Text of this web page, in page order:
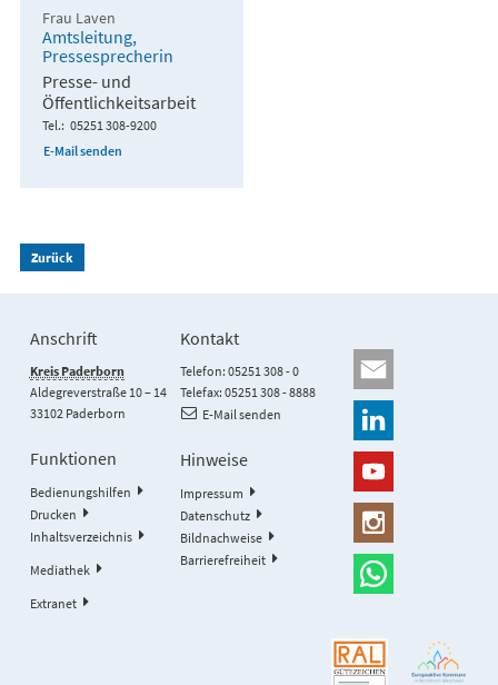
Frau Laven
Amtsleitung,
Pressesprecherin
Presse- und
Öffentlichkeitsarbeit
Tel. 05251 308-9200
E-Mail senden
Zurück
Anschrift
Kreis Paderborn
Aldegreverstraße 10 – 14
33102 Paderborn
Kontakt
Telefon: 05251 308 - 0
Telefax: 05251 308 - 8888
E-Mail senden
Funktionen
Bedienungshilfen
Drucken
Inhaltsverzeichnis
Mediathek
Extranet
Hinweise
Impressum
Datenschutz
Bildnachweise
Barrierefreiheit